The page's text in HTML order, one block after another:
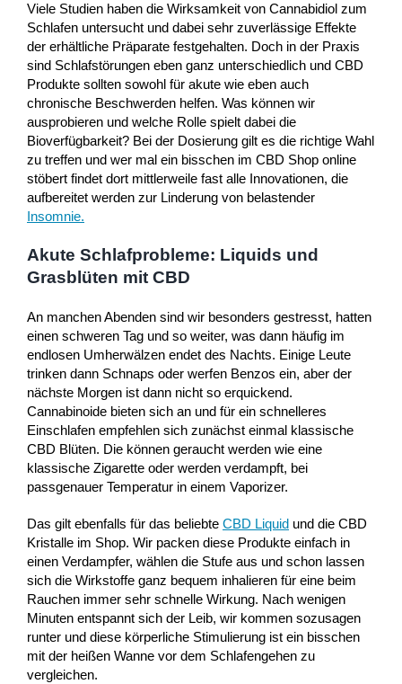
Viele Studien haben die Wirksamkeit von Cannabidiol zum
Schlafen untersucht und dabei sehr zuverlässige Effekte
der erhältliche Präparate festgehalten. Doch in der Praxis
sind Schlafstörungen eben ganz unterschiedlich und CBD
Produkte sollten sowohl für akute wie eben auch
chronische Beschwerden helfen. Was können wir
ausprobieren und welche Rolle spielt dabei die
Bioverfügbarkeit? Bei der Dosierung gilt es die richtige Wahl
zu treffen und wer mal ein bisschen im CBD Shop online
stöbert findet dort mittlerweile fast alle Innovationen, die
aufbereitet werden zur Linderung von belastender
Insomnie.
Akute Schlafprobleme: Liquids und
Grasblüten mit CBD
An manchen Abenden sind wir besonders gestresst, hatten
einen schweren Tag und so weiter, was dann häufig im
endlosen Umherwälzen endet des Nachts. Einige Leute
trinken dann Schnaps oder werfen Benzos ein, aber der
nächste Morgen ist dann nicht so erquickend.
Cannabinoide bieten sich an und für ein schnelleres
Einschlafen empfehlen sich zunächst einmal klassische
CBD Blüten. Die können geraucht werden wie eine
klassische Zigarette oder werden verdampft, bei
passgenauer Temperatur in einem Vaporizer.
Das gilt ebenfalls für das beliebte CBD Liquid und die CBD
Kristalle im Shop. Wir packen diese Produkte einfach in
einen Verdampfer, wählen die Stufe aus und schon lassen
sich die Wirkstoffe ganz bequem inhalieren für eine beim
Rauchen immer sehr schnelle Wirkung. Nach wenigen
Minuten entspannt sich der Leib, wir kommen sozusagen
runter und diese körperliche Stimulierung ist ein bisschen
mit der heißen Wanne vor dem Schlafengehen zu
vergleichen.